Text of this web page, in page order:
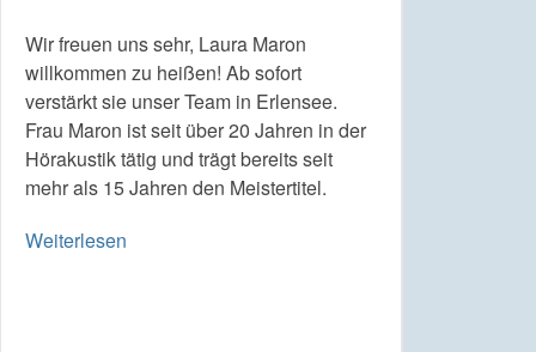
Wir freuen uns sehr, Laura Maron
willkommen zu heißen! Ab sofort
verstärkt sie unser Team in Erlensee.
Frau Maron ist seit über 20 Jahren in der
Hörakustik tätig und trägt bereits seit
mehr als 15 Jahren den Meistertitel.
Weiterlesen